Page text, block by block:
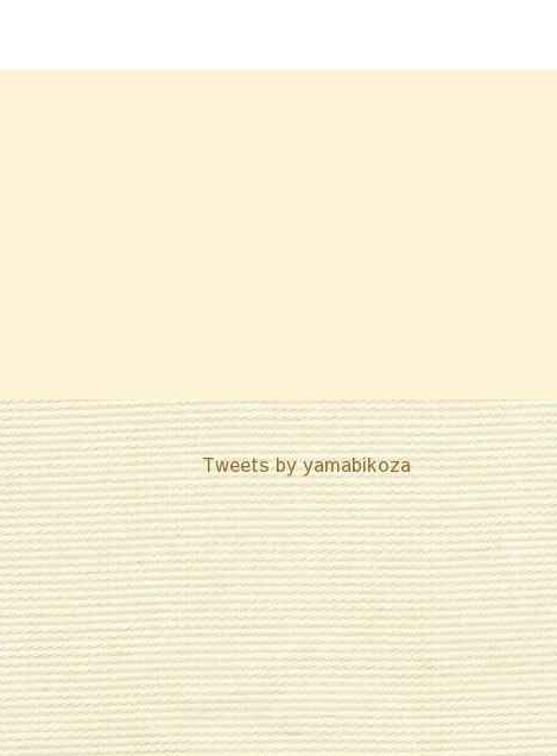
Tweets by yamabikoza